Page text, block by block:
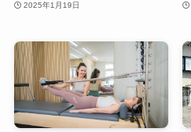
2025年1月19日